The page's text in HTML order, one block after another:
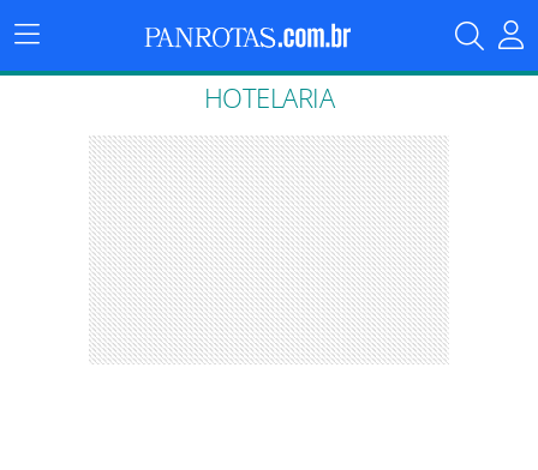
Menu
Principal
HOTELARIA